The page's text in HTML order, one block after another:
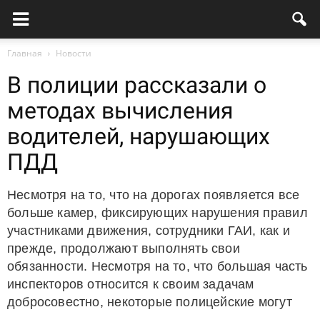
Главная Новости
В полиции рассказали о
методах вычисления
водителей, нарушающих
ПДД
Несмотря на то, что на дорогах появляется все
больше камер, фиксирующих нарушения правил
участниками движения, сотрудники ГАИ, как и
прежде, продолжают выполнять свои
обязанности. Несмотря на то, что большая часть
инспекторов относится к своим задачам
добросовестно, некоторые полицейские могут